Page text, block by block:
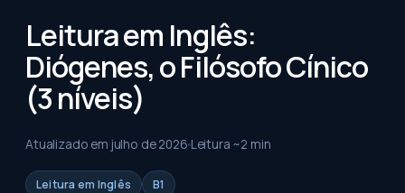
Leitura em Inglês:
Diógenes, o Filósofo Cínico
(3 níveis)
Atualizado em julho de 2026Leitura ~2 min
Leitura em Inglês B1